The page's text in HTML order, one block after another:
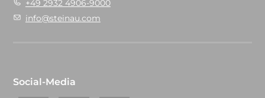
+49 2932 4906-9000
info@steinau.com
Social-Media